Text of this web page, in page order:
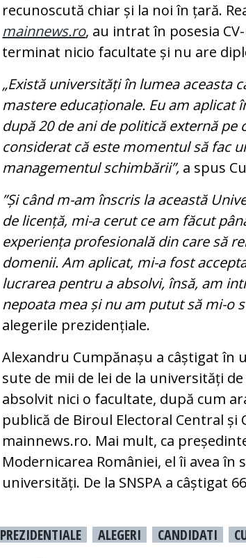
recunoscută chiar și la noi în țară.
mainnews.ro, au intrat în posesia
terminat nicio facultate și nu are
„Există universități în lumea aceasta
mastere educaționale. Eu am aplicat
după 20 de ani de politică externă
considerat că este momentul să fac
managementul schimbării”, a spus
”Și când m-am înscris la această
de licență, mi-a cerut ce am făcut
experiența profesională din care să
domenii. Am aplicat, mi-a fost
lucrarea pentru a absolvi, însă, am
nepoata mea și nu am putut să mi-o
alegerile prezidențiale.
Alexandru Cumpănașu a câștigat în
sute de mii de lei de la universități
absolvit nici o facultate, după cum
publică de Biroul Electoral Central
mainnews.ro. Mai mult, ca
Modernicarea României, el îi avea
universități. De la SNSPA a câștigat
PREZIDENTIALE ALEGERI CANDIDATI